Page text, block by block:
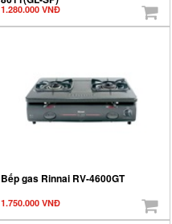
1.280.000 VNĐ
Bếp gas Rinnai RV-4600GT
1.750.000 VNĐ